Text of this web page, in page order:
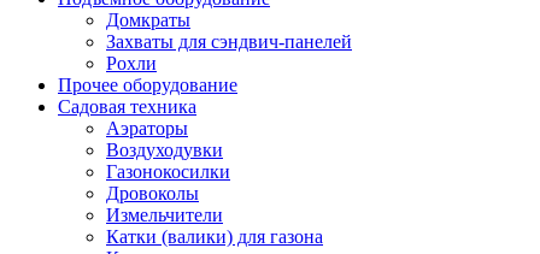
Домкраты
Захваты для сэндвич-панелей
Рохли
Прочее оборудование
Садовая техника
Аэраторы
Воздуходувки
Газонокосилки
Дровоколы
Измельчители
Катки (валики) для газона